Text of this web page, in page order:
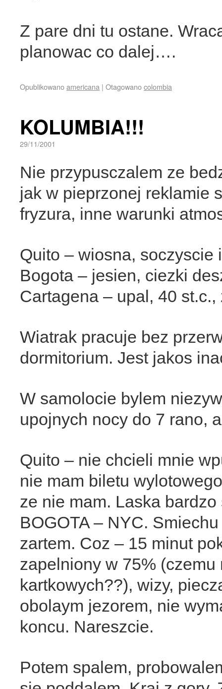
Z pare dni tu ostane.
planowac co dalej….
Opublikowanoamericana | Otagowanocolombia
KOLUMBIA!!!
29/11/2001
Nie przypusczalem ze
jak w pieprzonej reklamie
fryzura, inne warunki
Quito – wiosna, soczyscie
Bogota – jesien, ciezki
Cartagena – upal, 40
Wiatrak pracuje bez
dormitorium. Jest jakos
W samolocie bylem
upojnych nocy do 7 rano,
Quito – nie chcieli mnie
nie mam biletu
ze nie mam. Laska
BOGOTA – NYC.
zartem. Coz – 15 minut
zapelniony w 75%
kartkowych??), wizy,
obolaym jezorem, nie
koncu. Nareszcie.
Potem spalem,